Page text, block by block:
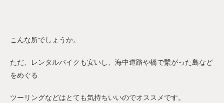
こんな所でしょうか。
ただ、レンタルバイクも安いし、海中道路や橋で繫がった島など
をめぐる
ツーリングなどはとても気持ちいいのでオススメです。